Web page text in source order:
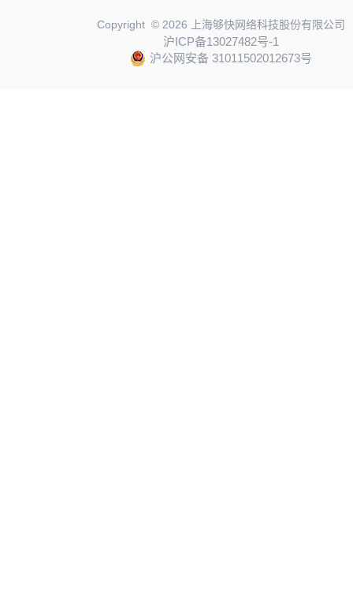
Copyright © 2026 上海够快网络科技股份有限公司
沪ICP备13027482号-1
沪公网安备 31011502012673号